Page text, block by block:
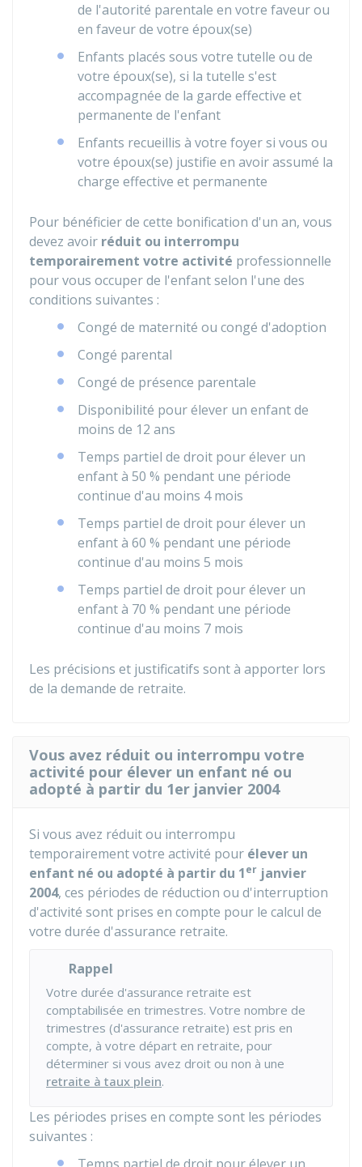
de l'autorité parentale en votre faveur ou
en faveur de votre époux(se)
Enfants placés sous votre tutelle ou de
votre époux(se), si la tutelle s'est
accompagnée de la garde effective et
permanente de l'enfant
Enfants recueillis à votre foyer si vous ou
votre époux(se) justifie en avoir assumé la
charge effective et permanente
Pour bénéficier de cette bonification d'un an, vous
devez avoir réduit ou interrompu
temporairement votre activité professionnelle
pour vous occuper de l'enfant selon l'une des
conditions suivantes :
Congé de maternité ou congé d'adoption
Congé parental
Congé de présence parentale
Disponibilité pour élever un enfant de
moins de 12 ans
Temps partiel de droit pour élever un
enfant à 50 % pendant une période
continue d'au moins 4 mois
Temps partiel de droit pour élever un
enfant à 60 % pendant une période
continue d'au moins 5 mois
Temps partiel de droit pour élever un
enfant à 70 % pendant une période
continue d'au moins 7 mois
Les précisions et justificatifs sont à apporter lors
de la demande de retraite.
Vous avez réduit ou interrompu votre
activité pour élever un enfant né ou
adopté à partir du 1er janvier 2004
Si vous avez réduit ou interrompu
temporairement votre activité pour élever un
enfant né ou adopté à partir du 1er janvier
2004, ces périodes de réduction ou d'interruption
d'activité sont prises en compte pour le calcul de
votre durée d'assurance retraite.
Rappel
Votre durée d'assurance retraite est
comptabilisée en trimestres. Votre nombre de
trimestres (d'assurance retraite) est pris en
compte, à votre départ en retraite, pour
déterminer si vous avez droit ou non à une
retraite à taux plein.
Les périodes prises en compte sont les périodes
suivantes :